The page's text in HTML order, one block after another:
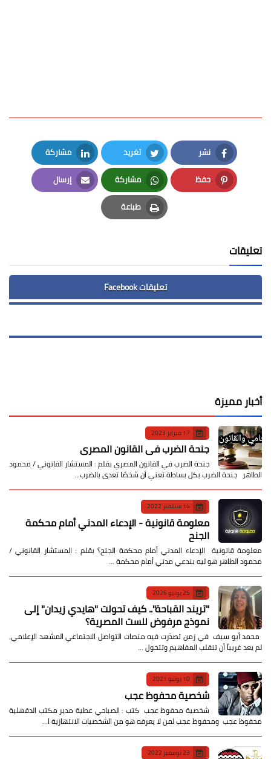
نشر
Facebook
تغريد
Twitter
مشاركة
LinkedIn
حفظ
Pinterest
مشاركة
Whatsapp
إرسال
Email
طباعة
Print
تعليقات
تعليقات Facebook
أخبار مميزة
17 فبراير 2023
جنحة الضرب في القانون المصري
جنحة الضرب في القانون المصري بقلم : المستشار القانوني / محمود
الطاهر جنحة الضرب بكل بساطة تعني أن شخصًا تعدى بالضرب…
14 سبتمبر 2022
معلومة قانونية - الإدعاء المدني أمام محكمة
الجنح
معلومة قانونية الإدعاء المدني أمام محكمة الجنح؟ بقلم : المستشار القانوني /
محمود الطاهر هو ليه بندعي مدني أمام محكمة …
25 يوليو 2026
​"تريند القباحة".. كيف تحولت "هايدي زيدان" إلى
نموذج مرفوض للست المصرية؟
​ محمد أبو سيف ​في زمن تصدّرت فيه منصات التواصل الاجتماعي المشهد الإعلامي،
لم يعد غريباً أن تنقلب المفاهيم وتتحول …
10 يونيو 2021
شخصية محفوظ عجب
شخصية محفوظ عجب كتب : الصباحي عطية مدير مكتب الدقهلية
محفوظ عجب ومحفوظ عجب لمن لا يعرفه هو من الشخصيات الانتهازية ا…
23 نوفمبر 2022